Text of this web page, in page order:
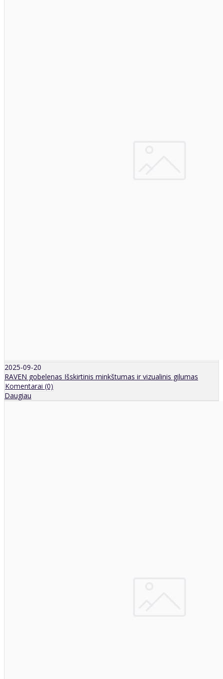
2025-09-20
RAVEN gobelenas Išskirtinis minkštumas ir vizualinis gilumas
Komentarai (0)
Daugiau